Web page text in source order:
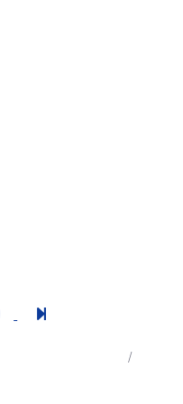
précédente
Lecture
Mettre en pause
/